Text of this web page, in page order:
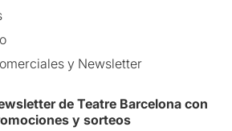
y Newsletter
de Teatre Barcelona con
y sorteos